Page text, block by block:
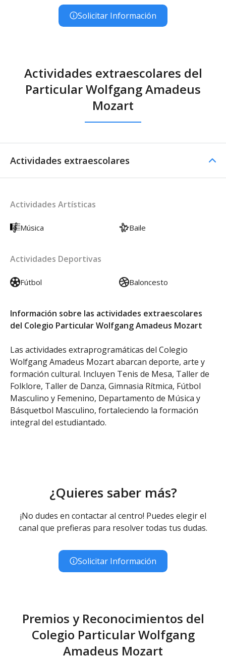
Solicitar Información
Actividades extraescolares del
Particular Wolfgang Amadeus
Mozart
Actividades extraescolares
Actividades Artísticas
Música Baile
Actividades Deportivas
Fútbol Baloncesto
Información sobre las actividades extraescolares
del Colegio Particular Wolfgang Amadeus Mozart
Las actividades extraprogramáticas del Colegio
Wolfgang Amadeus Mozart abarcan deporte, arte y
formación cultural. Incluyen Tenis de Mesa, Taller de
Folklore, Taller de Danza, Gimnasia Rítmica, Fútbol
Masculino y Femenino, Departamento de Música y
Básquetbol Masculino, fortaleciendo la formación
integral del estudiantado.
¿Quieres saber más?
¡No dudes en contactar al centro! Puedes elegir el
canal que prefieras para resolver todas tus dudas.
Solicitar Información
Premios y Reconocimientos del
Colegio Particular Wolfgang
Amadeus Mozart